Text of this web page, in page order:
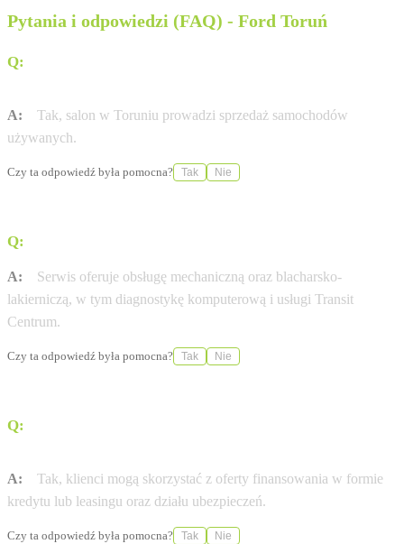
Pytania i odpowiedzi (FAQ) - Ford Toruń
Q:
A:
Tak, salon w Toruniu prowadzi sprzedaż samochodów
używanych.
Czy ta odpowiedź była pomocna? Tak Nie
Q:
A:
Serwis oferuje obsługę mechaniczną oraz blacharsko-
lakierniczą, w tym diagnostykę komputerową i usługi Transit
Centrum.
Czy ta odpowiedź była pomocna? Tak Nie
Q:
A:
Tak, klienci mogą skorzystać z oferty finansowania w formie
kredytu lub leasingu oraz działu ubezpieczeń.
Czy ta odpowiedź była pomocna? Tak Nie